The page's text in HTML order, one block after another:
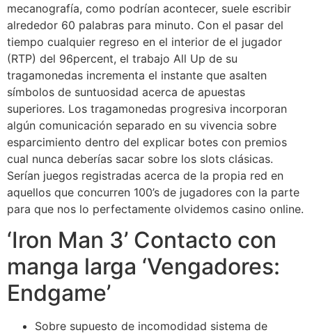
mecanografía, como podrí­an acontecer, suele escribir
alrededor 60 palabras para minuto. Con el pasar del
tiempo cualquier regreso en el interior de el jugador
(RTP) del 96percent, el trabajo All Up de su
tragamonedas incrementa el instante que asalten
símbolos de suntuosidad acerca de apuestas
superiores. Los tragamonedas progresiva incorporan
algún comunicación separado en su vivencia sobre
esparcimiento dentro del explicar botes con premios
cual nunca deberías sacar sobre los slots clásicas.
Serían juegos registradas acerca de la propia red en
aquellos que concurren 100’s de jugadores con la parte
para que nos lo perfectamente olvidemos casino online.
‘Iron Man 3’ Contacto con
manga larga ‘Vengadores:
Endgame’
Sobre supuesto de incomodidad sistema de